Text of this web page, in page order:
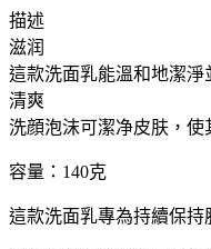
內
版
CPB
肌
膚
之
鑰
版
描述
滋润
這款洗面乳能溫和地潔淨
清爽
洗顔泡沫可潔净皮肤，使
容量：140克
這款洗面乳專為持續保持